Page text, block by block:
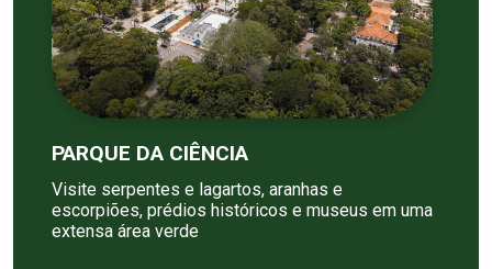
PARQUE DA CIÊNCIA
Visite serpentes e lagartos, aranhas e
escorpiões, prédios históricos e museus em uma
extensa área verde